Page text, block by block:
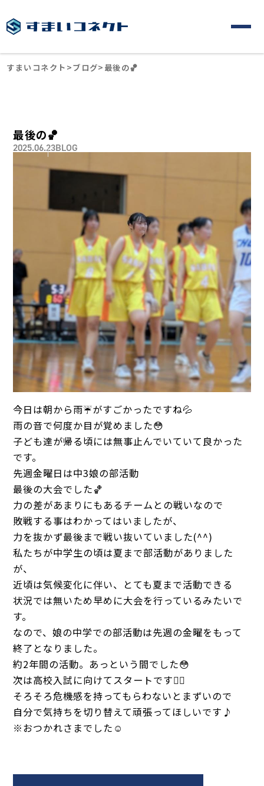
すまいコネクト >ブログ> 最後の🏀
最後の🏀
2025.06.23BLOG
今日は朝から雨☔がすごかったですね💦
雨の音で何度か目が覚めました😳
子ども達が帰る頃には無事止んでいていて良かった
です。
先週金曜日は中3娘の部活動
最後の大会でした🏀
力の差があまりにもあるチームとの戦いなので
敗戦する事はわかってはいましたが、
力を抜かず最後まで戦い抜いていました(^^)
私たちが中学生の頃は夏まで部活動がありました
が、
近頃は気候変化に伴い、とても夏まで活動できる
状況では無いため早めに大会を行っているみたいで
す。
なので、娘の中学での部活動は先週の金曜をもって
終了となりました。
約2年間の活動。あっという間でした😳
次は高校入試に向けてスタートです🏃‍♀️
そろそろ危機感を持ってもらわないとまずいので
自分で気持ちを切り替えて頑張ってほしいです♪
※おつかれさまでした☺